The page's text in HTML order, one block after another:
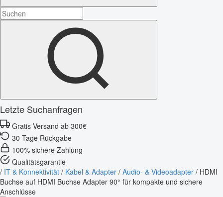
Letzte Suchanfragen
Gratis Versand ab 300€
30 Tage Rückgabe
100% sichere Zahlung
Qualitätsgarantie
/ IT & Konnektivität / Kabel & Adapter / Audio- & Videoadapter / HDMI
Buchse auf HDMI Buchse Adapter 90° für kompakte und sichere
Anschlüsse